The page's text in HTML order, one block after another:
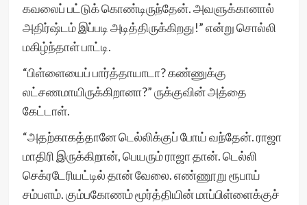
கவலைப் பட்டுக் கொண்டிருந்தேன். அவளுக்கானால்
அதிர்ஷ்டம் இப்படி அடித்திருக்கிறது!” என்று சொல்லி
மகிழ்ந்தாள் பாட்டி.
“பிள்ளையைப் பார்த்தாயாடா? கண்ணுக்கு
லட்சணமாயிருக்கிறானா?” ருக்குவின் அத்தை
கேட்டாள்.
“அதற்காகத்தானே டெல்லிக்குப் போய் வந்தேன். ராஜா
மாதிரி இருக்கிறான், பெயரும் ராஜா தான். டெல்லி
செக்ரடேரியட்டில் தான் வேலை. எண்ணூறு ரூபாய்
சம்பளம். கும்பகோணம் மூர்த்தியின் மாப்பிள்ளைக்குச்